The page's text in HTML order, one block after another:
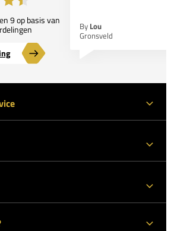
9 op basis van By Lou
Gronsveld